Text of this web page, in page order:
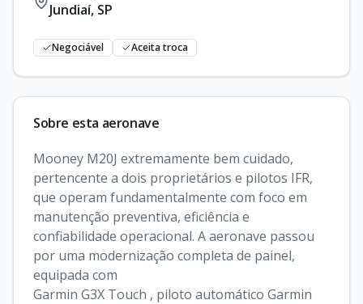
Jundiaí, SP
Negociável Aceita troca
Sobre esta aeronave
Mooney M20J extremamente bem cuidado,
pertencente a dois proprietários e pilotos IFR,
que operam fundamentalmente com foco em
manutenção preventiva, eficiência e
confiabilidade operacional. A aeronave passou
por uma modernização completa de painel,
equipada com
Garmin G3X Touch , piloto automático Garmin